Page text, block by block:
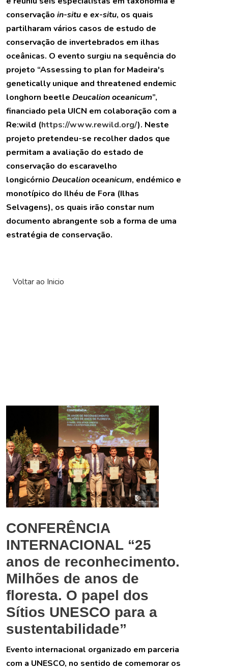
conservação in-situ e ex-situ, os quais
partilharam vários casos de estudo de
conservação de invertebrados em ilhas
oceânicas. O evento surgiu na sequência do
projeto “Assessing to plan for Madeira's
genetically unique and threatened endemic
longhorn beetle Deucalion oceanicum”,
financiado pela UICN em colaboração com a
Re:wild (https://www.rewild.org/). Neste
projeto pretendeu-se recolher dados que
permitam a avaliação do estado de
conservação do escaravelho
longicórnio Deucalion oceanicum, endémico e
monotípico do Ilhéu de Fora (Ilhas
Selvagens), os quais irão constar num
documento abrangente sob a forma de uma
estratégia de conservação.
Voltar ao Inicio
CONFERÊNCIA
INTERNACIONAL “25
anos de reconhecimento.
Milhões de anos de
floresta. O papel dos
Sítios UNESCO para a
sustentabilidade”
Evento internacional organizado em parceria
com a UNESCO, no sentido de comemorar os